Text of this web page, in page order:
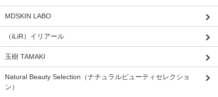
MDSKIN LABO
（iLiR）イリアール
玉樹 TAMAKI
Natural Beauty Selection（ナチュラルビューティセレクショ
ン）